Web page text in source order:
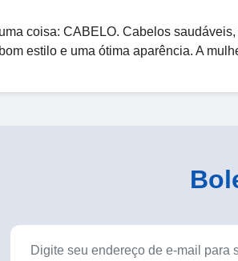
coisa: CABELO. Cabelos
estilo e uma ótima aparência. A